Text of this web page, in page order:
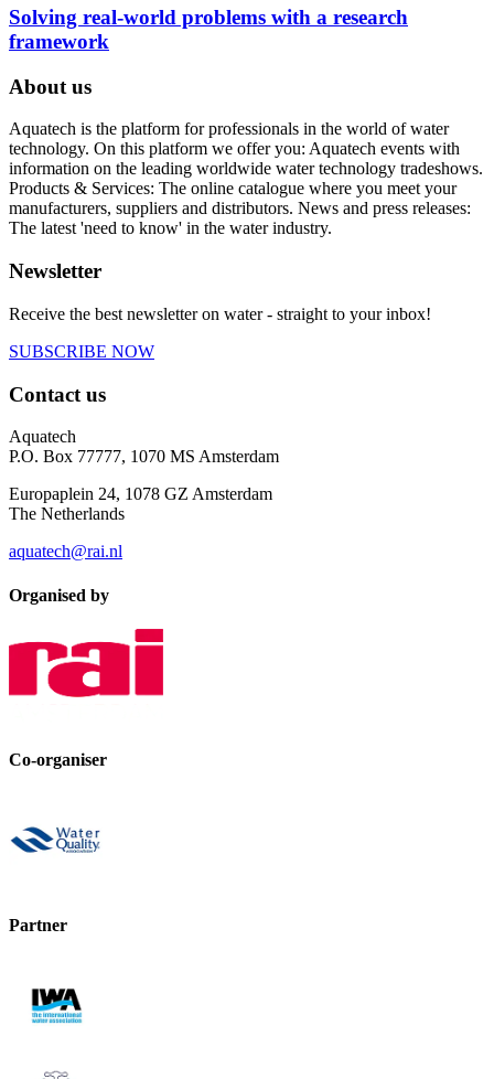
Solving real-world problems with a research
framework
About us
Aquatech is the platform for professionals in the world of water
technology. On this platform we offer you: Aquatech events with
information on the leading worldwide water technology tradeshows.
Products & Services: The online catalogue where you meet your
manufacturers, suppliers and distributors. News and press releases:
The latest 'need to know' in the water industry.
Newsletter
Receive the best newsletter on water - straight to your inbox!
SUBSCRIBE NOW
Contact us
Aquatech
P.O. Box 77777, 1070 MS Amsterdam
Europaplein 24, 1078 GZ Amsterdam
The Netherlands
aquatech@rai.nl
Organised by
Co-organiser
Partner